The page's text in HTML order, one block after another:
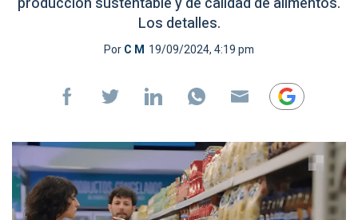
Los detalles.
PorC M 19/09/2024, 4:19 pm